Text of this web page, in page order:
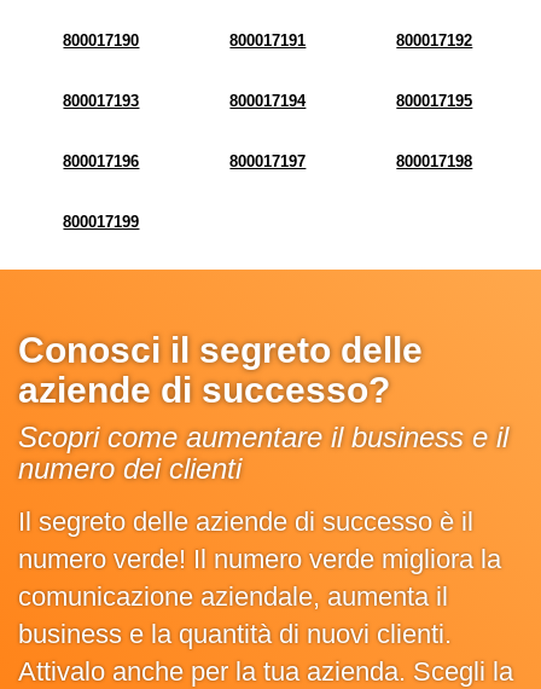
800017190 800017191 800017192
800017193 800017194 800017195
800017196 800017197 800017198
800017199
Conosci il segreto delle
aziende di successo?
Scopri come aumentare il business e il
numero dei clienti
Il segreto delle aziende di successo è il
numero verde! Il numero verde migliora la
comunicazione aziendale, aumenta il
business e la quantità di nuovi clienti.
Attivalo anche per la tua azienda. Scegli la